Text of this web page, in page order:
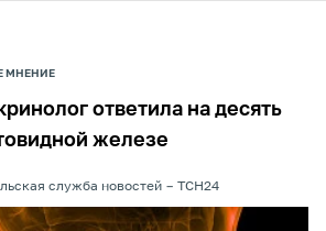
МНЕНИЕ
ответила на десять
железе
служба новостей ТСН24